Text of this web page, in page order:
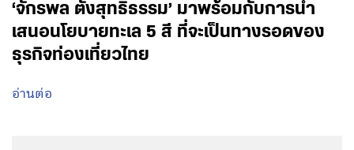
‘จักรพล ตั้งสุทธิธรรม’ มาพร้อมกับการนำ
เสนอนโยบายทะเล 5 สี ที่จะเป็นทางรอดของ
ธุรกิจท่องเที่ยวไทย
อ่านต่อ